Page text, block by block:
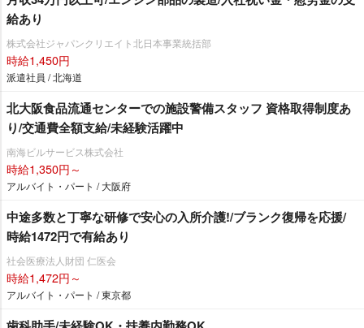
給あり
株式会社ジャパンクリエイト北日本事業統括部
時給1,450円
派遣社員 / 北海道
北大阪食品流通センターでの施設警備スタッフ 資格取得制度あ
り/交通費全額支給/未経験活躍中
南海ビルサービス株式会社
時給1,350円～
アルバイト・パート / 大阪府
中途多数と丁寧な研修で安心の入所介護!/ブランク復帰を応援/
時給1472円で有給あり
社会医療法人財団 仁医会
時給1,472円～
アルバイト・パート / 東京都